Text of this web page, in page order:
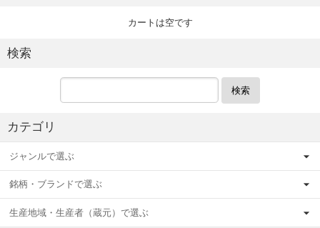
カートは空です
検索
検索
カテゴリ
ジャンルで選ぶ
銘柄・ブランドで選ぶ
生産地域・生産者（蔵元）で選ぶ